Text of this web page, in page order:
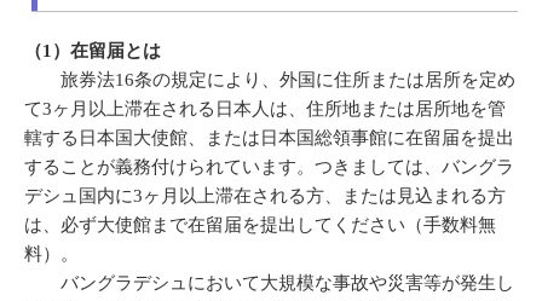
（1）在留届とは
旅券法16条の規定により、外国に住所または居所を定め
て3ヶ月以上滞在される日本人は、住所地または居所地を管
轄する日本国大使館、または日本国総領事館に在留届を提出
することが義務付けられています。つきましては、バングラ
デシュ国内に3ヶ月以上滞在される方、または見込まれる方
は、必ず大使館まで在留届を提出してください（手数料無
料）。
バングラデシュにおいて大規模な事故や災害等が発生し